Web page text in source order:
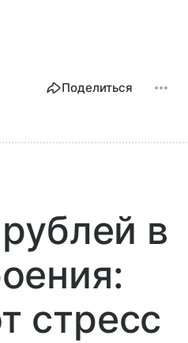
Поделиться
в
стресс